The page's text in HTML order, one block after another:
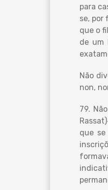
para
se, por
que o
de um
Não
non,
79.
que